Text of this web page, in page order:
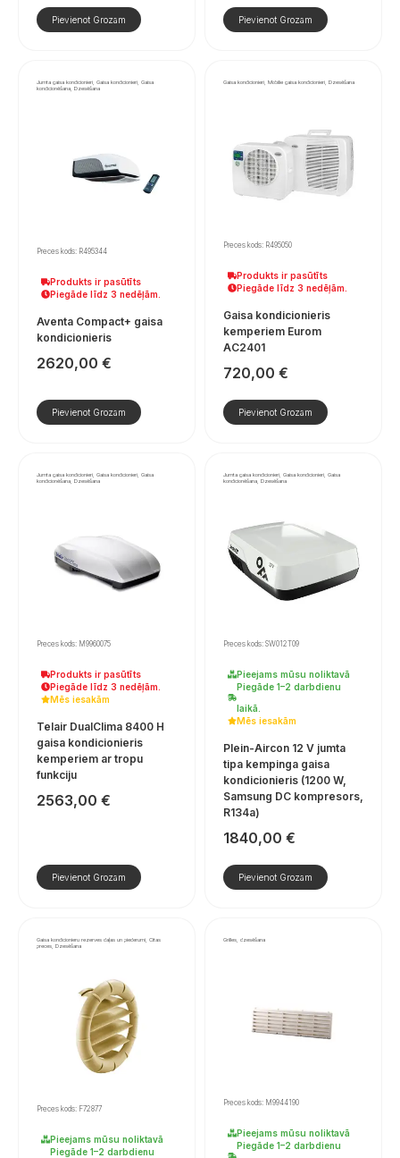
Pievienot Grozam Pievienot Grozam
Jumta gaisa kondicionieri, Gaisa kondicionieri, Gaisa
kondicionēšana, Dzesēšana
Preces kods: R495344
Produkts ir pasūtīts
Piegāde līdz 3 nedēļām.
Aventa Compact+ gaisa
kondicionieris
2620,00 €
Pievienot Grozam
Gaisa kondicionieri, Mobilie gaisa kondicionieri, Dzesēšana
Preces kods: R495050
Produkts ir pasūtīts
Piegāde līdz 3 nedēļām.
Gaisa kondicionieris
kemperiem Eurom
AC2401
720,00 €
Pievienot Grozam
Jumta gaisa kondicionieri, Gaisa kondicionieri, Gaisa
kondicionēšana, Dzesēšana
Preces kods: M9960075
Produkts ir pasūtīts
Piegāde līdz 3 nedēļām.
Mēs iesakām
Telair DualClima 8400 H
gaisa kondicionieris
kemperiem ar tropu
funkciju
2563,00 €
Pievienot Grozam
Jumta gaisa kondicionieri, Gaisa kondicionieri, Gaisa
kondicionēšana, Dzesēšana
Preces kods: SW012T09
Pieejams mūsu noliktavā
Piegāde 1–2 darbdienu
laikā.
Mēs iesakām
Plein-Aircon 12 V jumta
tipa kempinga gaisa
kondicionieris (1200 W,
Samsung DC kompresors,
R134a)
1840,00 €
Pievienot Grozam
Gaisa kondicionieru rezerves daļas un piederumi, Citas
preces, Dzesēšana
Preces kods: F72877
Pieejams mūsu noliktavā
Piegāde 1–2 darbdienu
Grilles, dzesēšana
Preces kods: M9944190
Pieejams mūsu noliktavā
Piegāde 1–2 darbdienu